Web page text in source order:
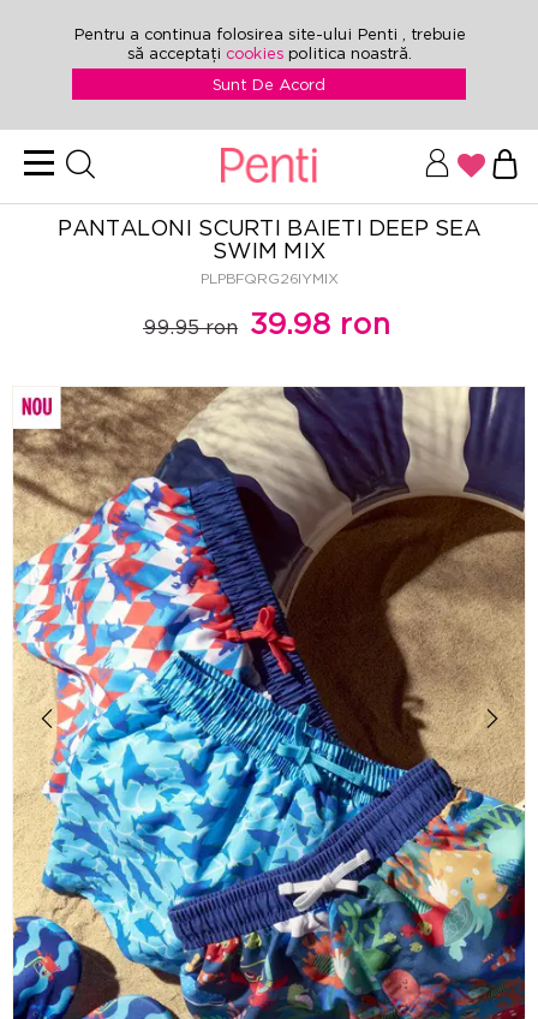
Pentru a continua folosirea site-ului Penti , trebuie
să acceptați cookies politica noastră.
Sunt De Acord
PANTALONI SCURTI BAIETI DEEP SEA
SWIM MIX
PLPBFQRG26IYMIX
99.95 ron 39.98 ron